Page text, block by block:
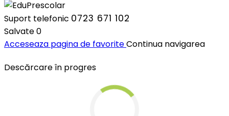
Suport telefonic 0723 671 102
Salvate0
Acceseaza pagina de favoriteContinua navigarea
Descărcare în progres